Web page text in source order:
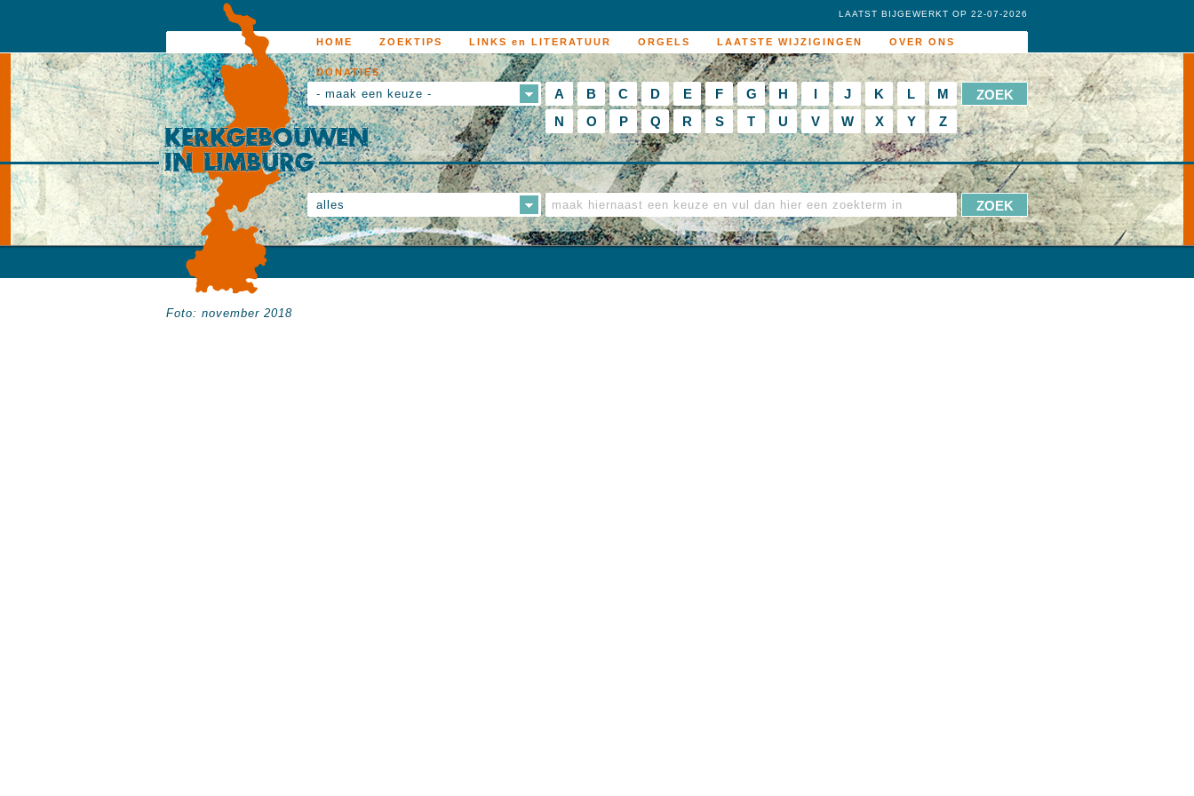
HOME ZOEKTIPS LINKS en LITERATUUR ORGELS LAATSTE WIJZIGINGEN OVER ONS
DONATIES
LAATST BIJGEWERKT OP 22-07-2026
- maak een keuze - A B C D E F G H I J K L
M
N
O P Q R S T U V W X Y Z
alles
Foto: november 2018